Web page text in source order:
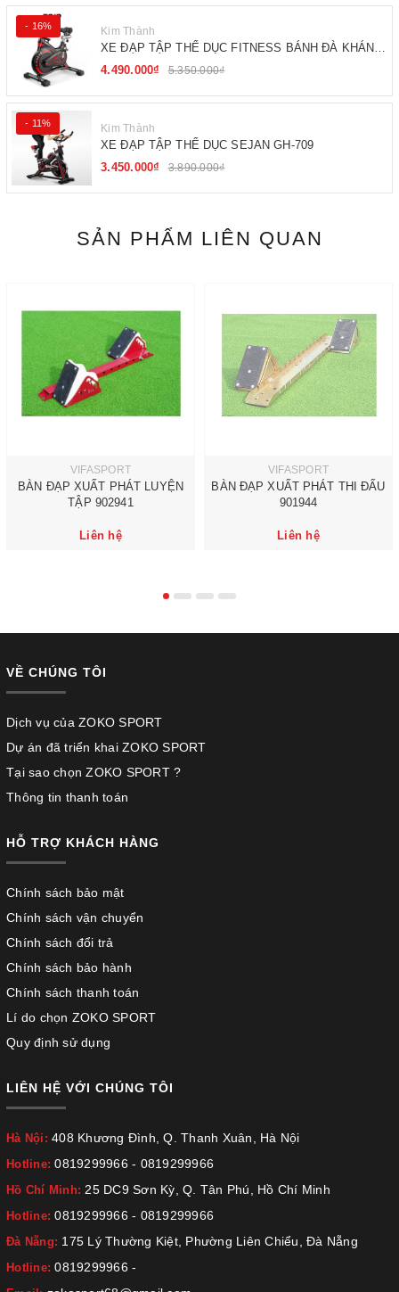
- 16% Kim Thành
XE ĐẠP TẬP THỂ DỤC FITNESS BÁNH ĐÀ KHÁNG
TỪ
4.490.000₫ 5.350.000₫
- 11% Kim Thành
XE ĐẠP TẬP THỂ DỤC SEJAN GH-709
3.450.000₫
3.890.000₫
SẢN PHẨM LIÊN QUAN
VIFASPORT
BÀN ĐẠP XUẤT PHÁT LUYỆN
TẬP 902941
Liên hệ
VIFASPORT
BÀN ĐẠP XUẤT PHÁT THI ĐẤU
901944
Liên hệ
VỀ CHÚNG TÔI
Dịch vụ của ZOKO SPORT
Dự án đã triển khai ZOKO SPORT
Tại sao chọn ZOKO SPORT ?
Thông tin thanh toán
HỖ TRỢ KHÁCH HÀNG
Chính sách bảo mật
Chính sách vận chuyển
Chính sách đổi trả
Chính sách bảo hành
Chính sách thanh toán
Lí do chọn ZOKO SPORT
Quy định sử dụng
LIÊN HỆ VỚI CHÚNG TÔI
Hà Nội: 408 Khương Đình, Q. Thanh Xuân, Hà Nội
Hotline:0819299966 - 0819299966
Hồ Chí Minh:25 DC9 Sơn Kỳ, Q. Tân Phú, Hồ Chí Minh
Hotline:0819299966 - 0819299966
Đà Nẵng: 175 Lý Thường Kiệt, Phường Liên Chiểu, Đà Nẵng
Hotline:0819299966 -